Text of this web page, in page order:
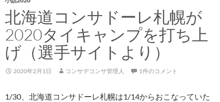
北海道コンサドーレ札幌が
2020タイキャンプを打ち上
げ（選手サイトより）
2020年2月1日 コンサデコンサ管理人 1件のコメント
1/30、北海道コンサドーレ札幌は1/14からおこなっていた